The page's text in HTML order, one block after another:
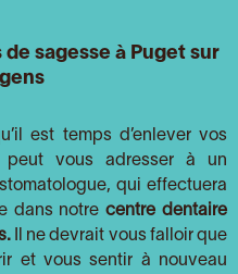
de sagesse à Puget sur
est temps d’enlever vos
vous adresser à un
qui effectuera
dans notrecentre dentaire
Il ne devrait vous falloir que
et vous sentir à nouveau